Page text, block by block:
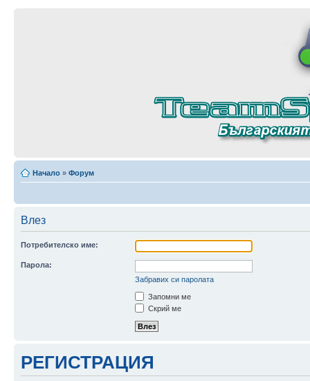
Начало » Форум
Влез
Потребителско име:
Парола:
Забравих си паролата
Запомни ме
Скрий ме
РЕГИСТРАЦИЯ